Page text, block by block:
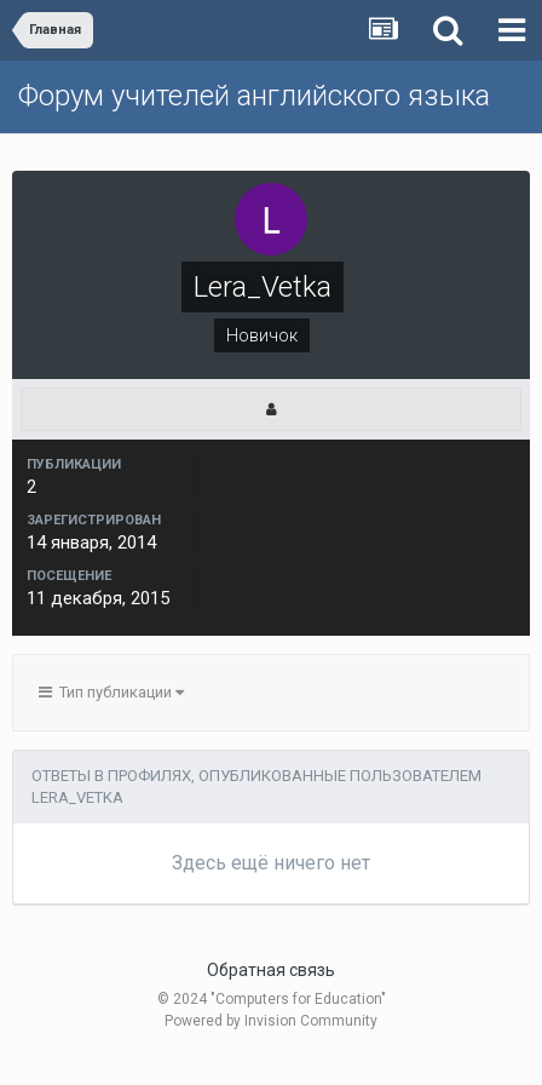
Главная
Форум учителей английского языка
Lera_Vetka
Новичок
ПУБЛИКАЦИИ
2
ЗАРЕГИСТРИРОВАН
14 января, 2014
ПОСЕЩЕНИЕ
11 декабря, 2015
Тип публикации
ОТВЕТЫ В ПРОФИЛЯХ, ОПУБЛИКОВАННЫЕ ПОЛЬЗОВАТЕЛЕМ
LERA_VETKA
Здесь ещё ничего нет
Обратная связь
© 2024 "Computers for Education"
Powered by Invision Community